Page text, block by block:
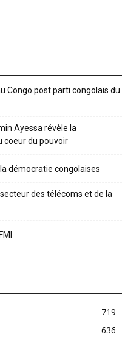
Congo post parti congolais du
Ayessa révèle la
coeur du pouvoir
démocratie congolaises
des télécoms et de la
719
636